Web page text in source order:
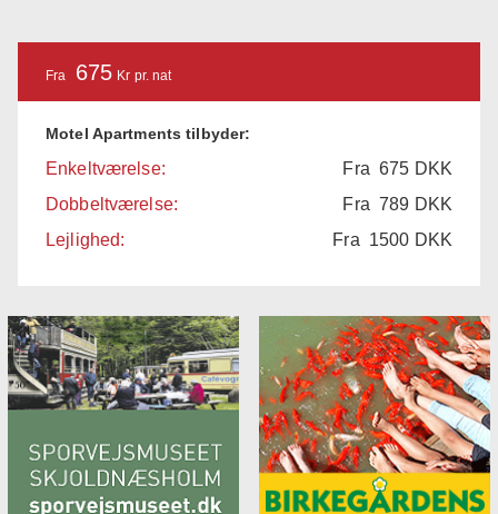
Fra 675 Kr pr. nat
Motel Apartments tilbyder:
Enkeltværelse: Fra675 DKK
Dobbeltværelse:
Fra789 DKK
Lejlighed:
Fra 1500 DKK